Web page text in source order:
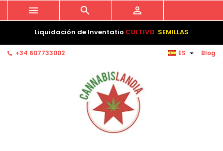
Liquidación de Inventatio CULTIVO SEMILLAS
Blog
+34 607733002 ES 
  